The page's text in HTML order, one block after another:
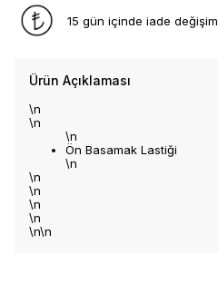
15 gün içinde iade değişim
Ürün Açıklaması
\n
\n
\n
Ön Basamak Lastiği
\n
\n
\n
\n
\n
\n\n